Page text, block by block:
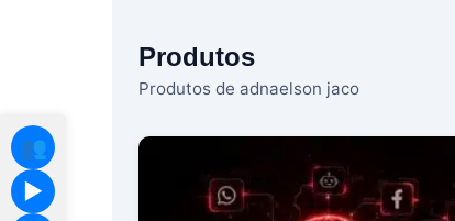
Produtos
Produtos de adnaelson jaco
👥
▶️